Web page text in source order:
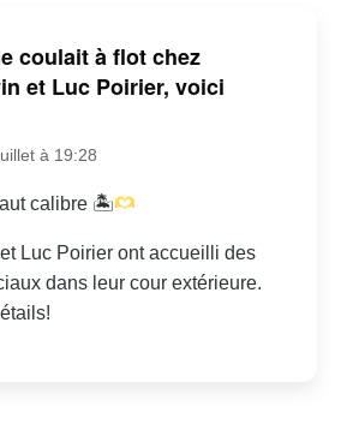
coulait à flot chez
et Luc Poirier, voici
à 19:28
calibre 🏝
Luc Poirier ont accueilli des
dans leur cour extérieure.